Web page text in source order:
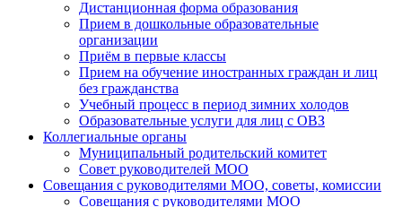
Дистанционная форма образования
Прием в дошкольные образовательные
организации
Приём в первые классы
Прием на обучение иностранных граждан и лиц
без гражданства
Учебный процесс в период зимних холодов
Образовательные услуги для лиц с ОВЗ
Коллегиальные органы
Муниципальный родительский комитет
Совет руководителей МОО
Совещания с руководителями МОО, советы, комиссии
Совещания с руководителями МОО